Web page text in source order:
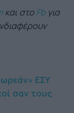
και στο Fb για
ΕΣΥ
σαν τους